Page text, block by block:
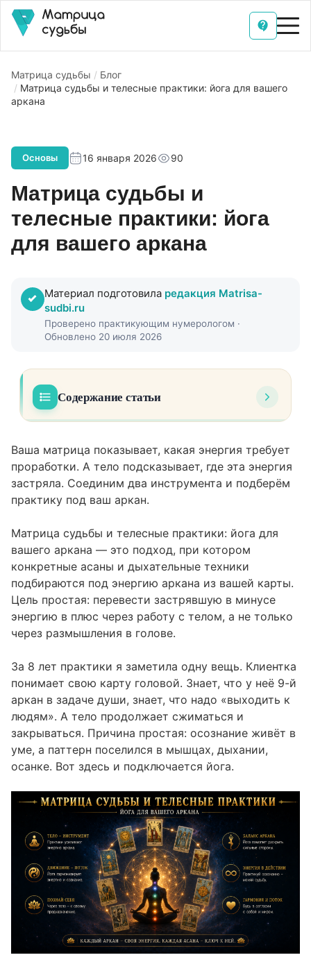
Матрица судьбы
Блог
Матрица судьбы и телесные практики: йога для вашего
аркана
Основы 16 января 2026 90
Матрица судьбы и
телесные практики: йога
для вашего аркана
Материал подготовила редакция Matrisa-
sudbi.ru
Проверено практикующим нумерологом ·
Обновлено 20 июля 2026
Содержание статьи
звеном в проработке аркана
02 Как понять, какая йога подходит вашему
аркану
тело»
04 Йога для аркана: разбор по конкретным
энергиям
Аркан 4, Император: когда контроль
живёт в плечах
Арканы 15 и 18: тревога, зависимости,
07 С чего начать практику дома: пошагово
Чего телесные практики не делают
Ваша матрица показывает, какая энергия требует
проработки. А тело подсказывает, где эта энергия
застряла. Соединим два инструмента и подберём
практику под ваш аркан.
Матрица судьбы и телесные практики: йога для
вашего аркана — это подход, при котором
конкретные асаны и дыхательные техники
подбираются под энергию аркана из вашей карты.
Цель простая: перевести застрявшую в минусе
энергию в плюс через работу с телом, а не только
через размышления в голове.
За 8 лет практики я заметила одну вещь. Клиентка
понимает свою карту головой. Знает, что у неё 9-й
аркан в задаче души, знает, что надо «выходить к
людям». А тело продолжает сжиматься и
закрываться. Причина простая: осознание живёт в
уме, а паттерн поселился в мышцах, дыхании,
осанке. Вот здесь и подключается йога.